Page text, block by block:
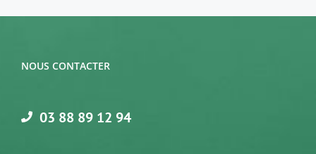
NOUS CONTACTER
03 88 89 12 94